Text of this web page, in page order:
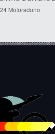
Motoraduno